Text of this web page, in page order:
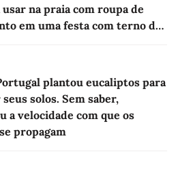
na praia com roupa de
em uma festa com terno de
plantou eucaliptos para
solos. Sem saber,
a velocidade com que os
propagam